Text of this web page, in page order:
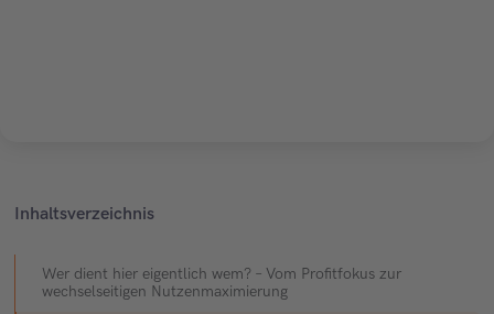
Inhaltsverzeichnis
Wer dient hier eigentlich wem? – Vom Profitfokus zur
wechselseitigen Nutzenmaximierung